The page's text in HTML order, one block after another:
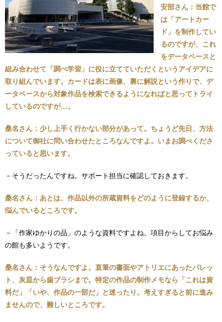
安部さん：当館で
は「アートカー
ド」を制作してい
るのですが、これ
をデータベースと
組み合わせて「調べ学習」に役に立てていただくというアイデアに
取り組んでいます。カードは表に画像、裏に解説という作りで、デ
ータベースから対象作品を検索できるようになればと思ってトライ
しているのですが…。
桑名さん：少し上手く行かない部分があって。ちょうど先日、方法
について御社に問い合わせたところなんですよ。いまお調べくださ
っていると思います。
－そうだったんですね。サポート担当に確認しておきます。
桑名さん：あとは、作品以外の所蔵資料をどのように登録するか、
悩んでいるところです。
－「作家ゆかりの品」のような資料ですよね。項目からしてお悩み
の館も多いようです。
桑名さん：そうなんですよ。直筆の書面やアトリエにあったパレッ
ト、灰皿から歯ブラシまで。特定の作品の制作メモなら「これは資
料だ」「いや、作品の一部だ」と迷ったり。考えすぎると前に進み
ませんので、難しいところです。